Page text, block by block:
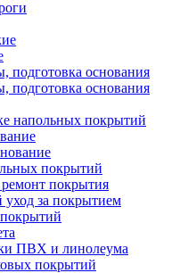
подготовка основания
подготовка основания
напольных покрытий
покрытий
покрытия
за покрытием
ПВХ и линолеума
покрытий